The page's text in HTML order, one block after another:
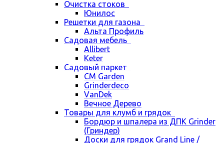
Очистка стоков
Юнилос
Решетки для газона
Альта Профиль
Садовая мебель
Allibert
Keter
Садовый паркет
CM Garden
Grinderdeco
VanDek
Вечное Дерево
Товары для клумб и грядок
Бордюр и шпалера из ДПК Grinder
(Гриндер)
Доски для грядок Grand Line /